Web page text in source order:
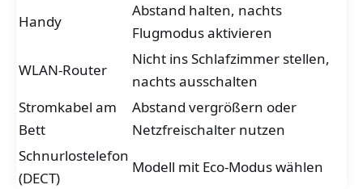
Handy
Abstand halten, nachts
Flugmodus aktivieren
WLAN-Router
Nicht ins Schlafzimmer stellen,
nachts ausschalten
Stromkabel am
Bett
Abstand vergrößern oder
Netzfreischalter nutzen
Schnurlostelefon
(DECT)
Modell mit Eco-Modus wählen